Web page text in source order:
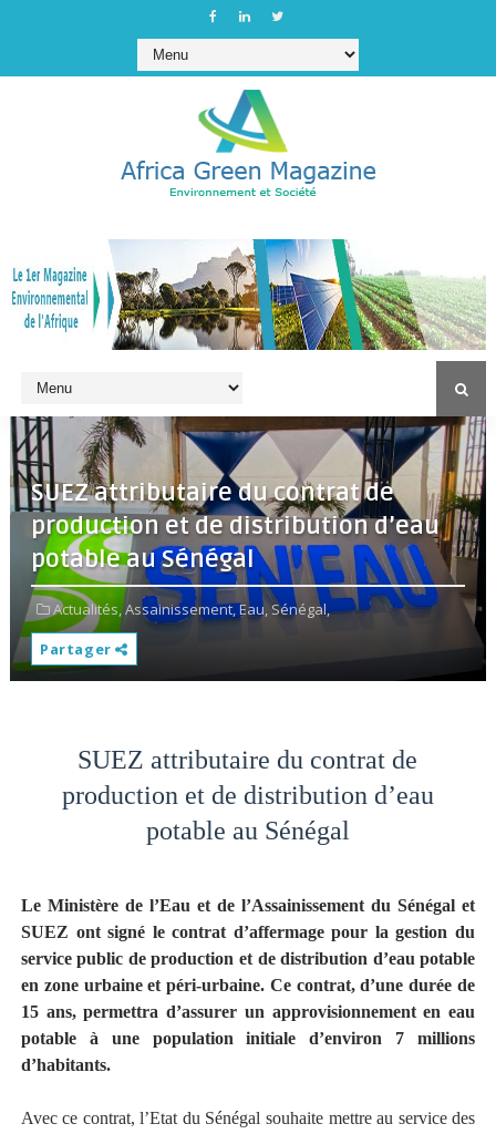
SUEZ attributaire du contrat de
production et de distribution d’eau
potable au Sénégal
Actualités,Assainissement,Eau,Sénégal,
Partager
SUEZ attributaire du contrat de
production et de distribution d’eau
potable au Sénégal
Le Ministère de l’Eau et de l’Assainissement du Sénégal et
SUEZ ont signé le contrat d’affermage pour la gestion du
service public de production et de distribution d’eau potable
en zone urbaine et péri-urbaine. Ce contrat, d’une durée de
15 ans, permettra d’assurer un approvisionnement en eau
potable à une population initiale d’environ 7 millions
d’habitants.
Avec ce contrat, l’Etat du Sénégal souhaite mettre au service des